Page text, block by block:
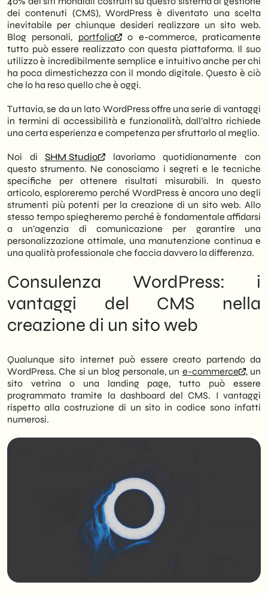
5. Design responsivo e implementazione
dei social media
Perchè una consulenza WordPress rimane
indispensabile
1. Personalizzazione limitata senza
sviluppatori
2. Performance e velocità del sito
(strategia SEO a 360°)
4. Manutenzione e monitoraggio continuo
5. Supporto e risoluzione dei problemi
da semplice sito “fai-da-te” in uno
strumento di business performante e unico.
Personalizzazione Avanzata: Mentre i
temi predefiniti offrono una base standard,
solo l’intervento di un’agenzia permette di
superare i limiti del design “già visto”,
creando un’identità visiva unica e
funzionalità su misura tramite codice
personalizzato.
Performance e Sicurezza: Una gestione
professionale garantisce un sito veloce,
ottimizzato per i Core Web Vitals e
protetto da vulnerabilità, grazie a
manutenzione costante, aggiornamenti
mirati e plugin di sicurezza avanzati come
Wordfence.
SEO e Strategia: Oltre all’installazione di
tool come Yoast, una consulenza esperta
integra una strategia SEO a 360° che
comprende la struttura tecnica, la
creazione di contenuti di valore e
l’ottimizzazione per i motori di ricerca,
essenziale per la visibilità organica.
Scalabilità e Supporto: Affidarsi a un
partner come SHM Studio assicura che il
sito possa crescere insieme al business,
risolvendo tempestivamente problemi
nuove esigenze del mercato digitale.
dei contenuti (CMS), WordPress è diventato una scelta
inevitabile per chiunque desideri realizzare un sito web.
Blog personali, portfolio
o e-commerce, praticamente
tutto può essere realizzato con questa piattaforma. Il suo
utilizzo è incredibilmente semplice e intuitivo anche per chi
ha poca dimestichezza con il mondo digitale. Questo è ciò
che lo ha reso quello che è oggi.
Tuttavia, se da un lato WordPress offre una serie di vantaggi
in termini di accessibilità e funzionalità, dall’altro richiede
una certa esperienza e competenza per sfruttarlo al meglio.
Noi diSHM Studio
lavoriamo quotidianamente con
questo strumento. Ne conosciamo i segreti e le tecniche
specifiche per ottenere risultati misurabili. In questo
articolo, esploreremo perché WordPress è ancora uno degli
strumenti più potenti per la creazione di un sito web. Allo
stesso tempo spiegheremo perché è fondamentale affidarsi
a un’agenzia di comunicazione per garantire una
personalizzazione ottimale, una manutenzione continua e
una qualità professionale che faccia davvero la differenza.
Consulenza WordPress: i
vantaggi del CMS nella
creazione di un sito web
Qualunque sito internet può essere creato partendo da
WordPress. Che si un blog personale, un e-commerce
, un
sito vetrina o una landing page, tutto può essere
programmato tramite la dashboard del CMS. I vantaggi
rispetto alla costruzione di un sito in codice sono infatti
numerosi.